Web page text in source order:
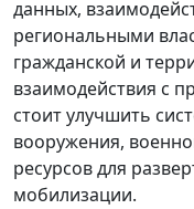
данных,
региональными
гражданской и
взаимодействия с
стоит улучшить
вооружения,
ресурсов для
мобилизации.